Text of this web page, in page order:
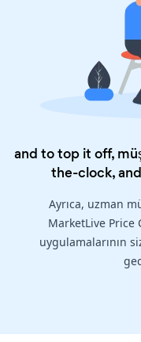
and to top it off,
the-clock,
Ayrıca, uzman
MarketLive Price
uygulamalarının